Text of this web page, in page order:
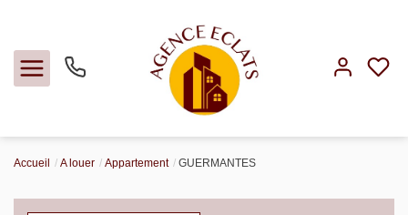
Accueil A louer Appartement GUERMANTES